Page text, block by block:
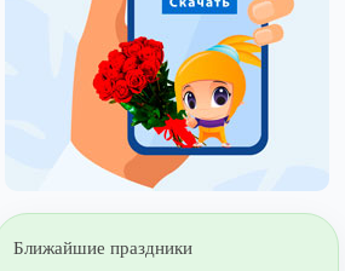
Ближайшие праздники